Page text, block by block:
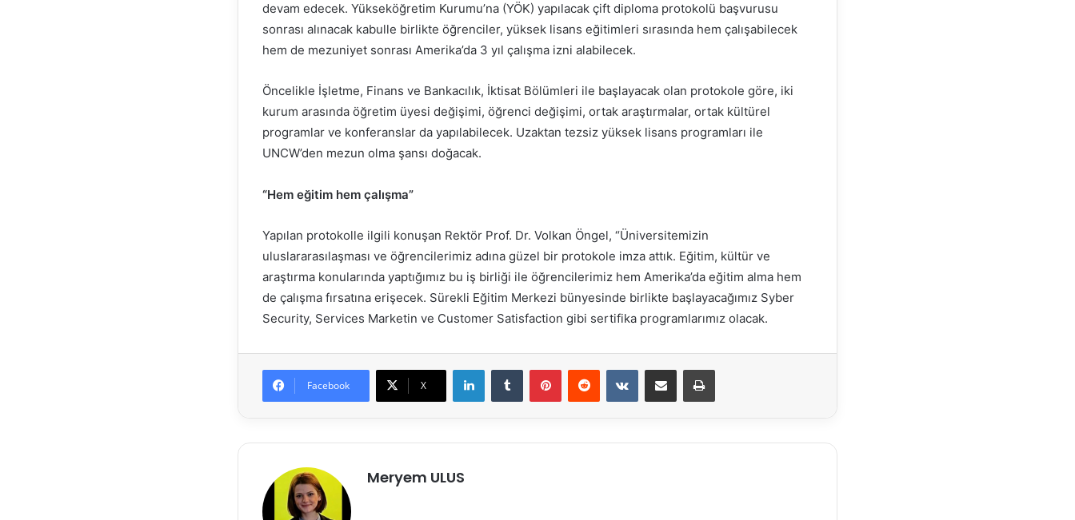
devam edecek. Yükseköğretim Kurumu’na (YÖK) yapılacak çift diploma protokolü başvurusu
sonrası alınacak kabulle birlikte öğrenciler, yüksek lisans eğitimleri sırasında hem çalışabilecek
hem de mezuniyet sonrası Amerika’da 3 yıl çalışma izni alabilecek.
Öncelikle İşletme, Finans ve Bankacılık, İktisat Bölümleri ile başlayacak olan protokole göre, iki
kurum arasında öğretim üyesi değişimi, öğrenci değişimi, ortak araştırmalar, ortak kültürel
programlar ve konferanslar da yapılabilecek. Uzaktan tezsiz yüksek lisans programları ile
UNCW’den mezun olma şansı doğacak.
“Hem eğitim hem çalışma”
Yapılan protokolle ilgili konuşan Rektör Prof. Dr. Volkan Öngel, “Üniversitemizin
uluslararasılaşması ve öğrencilerimiz adına güzel bir protokole imza attık. Eğitim, kültür ve
araştırma konularında yaptığımız bu iş birliği ile öğrencilerimiz hem Amerika’da eğitim alma hem
de çalışma fırsatına erişecek. Sürekli Eğitim Merkezi bünyesinde birlikte başlayacağımız Syber
Security, Services Marketin ve Customer Satisfaction gibi sertifika programlarımız olacak.
Facebook X
LinkedInTumblr PinterestReddit VKontakteE-Posta ile paylaş Yazdır
Meryem ULUS